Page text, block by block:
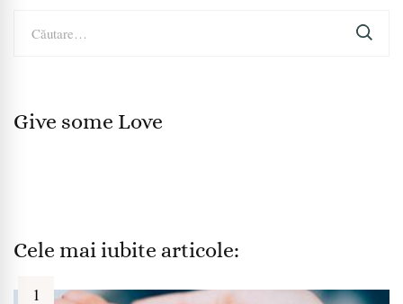
după:
Give some Love
Cele mai iubite articole: